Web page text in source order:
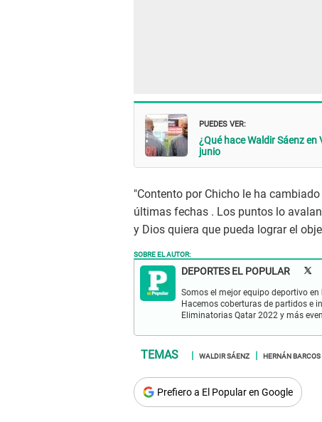
PUEDES VER:
¿Qué hace Waldir Sáenz
junio
"Contento por Chicho le ha
últimas fechas . Los puntos lo
y Dios quiera que pueda lograr el
SOBRE EL AUTOR:
DEPORTES EL POPULAR
Somos el mejor equipo deportivo
Hacemos coberturas de partidos e
Eliminatorias Qatar 2022 y más
WALDIR SÁENZ HERNÁN BARCOS
Prefiero a El Popular en Google